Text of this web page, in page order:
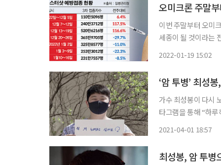
오미크론 주말
이번 주말부터 오미
세종이 될 것이라는
2022-01-19 15:02
‘암 투병’ 최성
가수 최성봉이 다시 노래하고 싶다
타그램을 통해 “하
2021-04-01 18:57